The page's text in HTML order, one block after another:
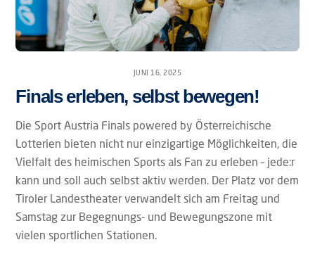
JUNI 16, 2025
Finals erleben, selbst bewegen!
Die Sport Austria Finals powered by Österreichische
Lotterien bieten nicht nur einzigartige Möglichkeiten, die
Vielfalt des heimischen Sports als Fan zu erleben – jede:r
kann und soll auch selbst aktiv werden. Der Platz vor dem
Tiroler Landestheater verwandelt sich am Freitag und
Samstag zur Begegnungs- und Bewegungszone mit
vielen sportlichen Stationen.